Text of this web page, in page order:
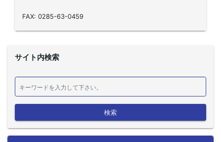
FAX: 0285-63-0459
サイト内検索
検索